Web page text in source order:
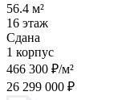
56.4 м²
16 этаж
Сдана
1 корпус
466 300 ₽/м²
26 299 000 ₽